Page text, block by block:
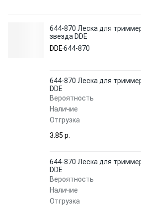
644-870 Леска для
звезда DDE
DDE644-870
644-870 Леска для
DDE
Вероятность
Наличие
Отгрузка
3.85 p.
644-870 Леска для
DDE
Вероятность
Наличие
Отгрузка